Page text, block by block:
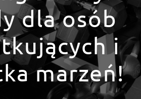
dla osób
i
marzeń!